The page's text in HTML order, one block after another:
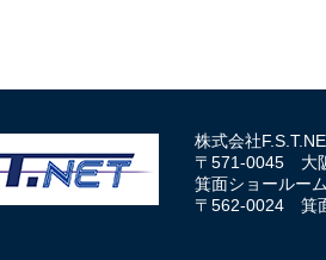
株式会社
〒571-0045 大
箕面ショール
〒562-0024 箕